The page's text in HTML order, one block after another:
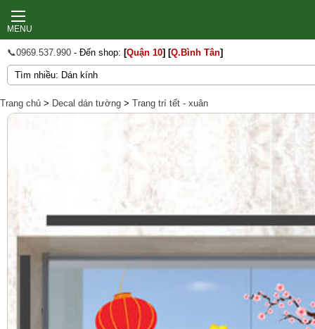
MENU
📞0969.537.990 - Đến shop: [Quận 10] [Q.Bình Tân]
Trang chủ > Decal dán tường > Trang trí tết - xuân